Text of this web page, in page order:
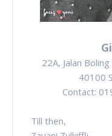
22A, Jalan
40100
Contact:
Till then,